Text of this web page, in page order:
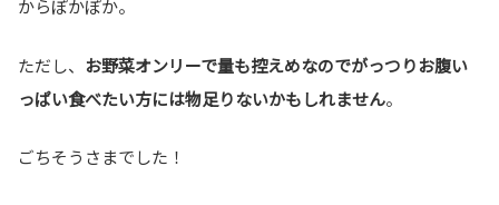
からぽかぽか。
ただし、 お野菜オンリーで量も控えめなのでがっつりお腹い
っぱい食べたい方には物足りないかもしれません。
ごちそうさまでした！